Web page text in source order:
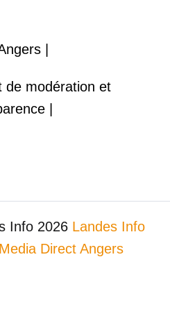
|
de modération et
|
Info 2026 Landes Info
Media Direct Angers